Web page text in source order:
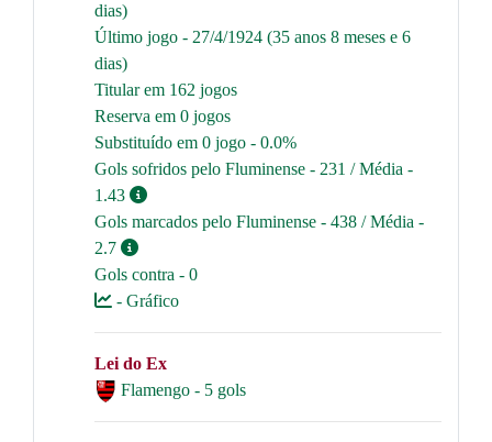
dias)
Último jogo - 27/4/1924 (35 anos 8 meses e 6
dias)
Titular em 162 jogos
Reserva em 0 jogos
Substituído em 0 jogo - 0.0%
Gols sofridos pelo Fluminense - 231 / Média -
1.43
Gols marcados pelo Fluminense - 438 / Média -
2.7
Gols contra - 0
- Gráfico
Lei do Ex
Flamengo - 5 gols